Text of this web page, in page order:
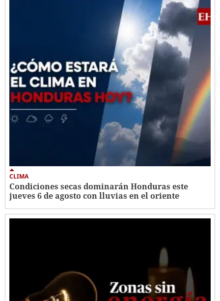
CLIMA
Condiciones secas dominarán Honduras este
jueves 6 de agosto con lluvias en el oriente